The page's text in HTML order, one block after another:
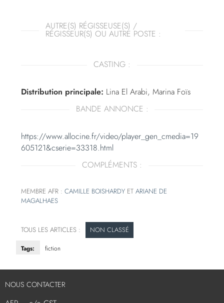
AUTRE(S) RÉGISSEUSE(S) /
RÉGISSEUR(S) OU AUTRE POSTE :
CASTING :
Distribution principale: Lina El Arabi, Marina Foïs
BANDE ANNONCE :
https://www.allocine.fr/video/player_gen_cmedia=19
605121&cserie=33318.html
COMPLÉMENTS :
MEMBRE AFR :CAMILLE BOISHARDY ETARIANE DE
MAGALHAES
NON CLASSÉ
Tags: fiction
NOUS CONTACTER